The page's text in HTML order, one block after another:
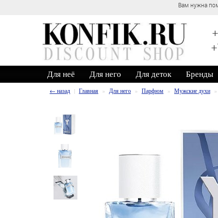
Вам нужна
Для неё Для него Для деток Бренды
← назад Главная Для него Парфюм Мужские духи